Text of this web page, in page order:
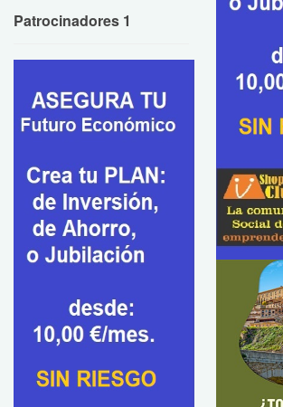
Patrocinadores 1